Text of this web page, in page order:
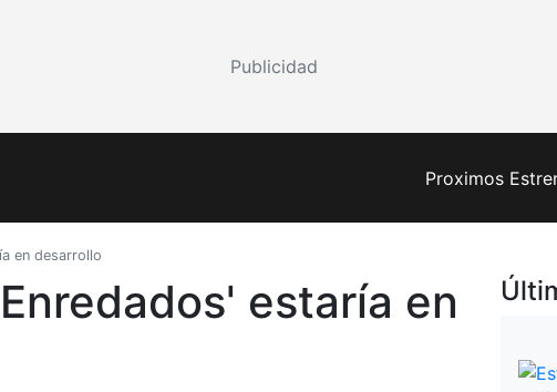
Publicidad
Proximos
en desarrollo
estaría en